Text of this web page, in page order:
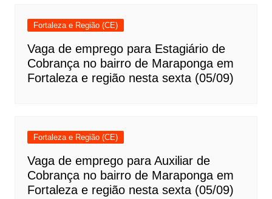
Fortaleza e Região (CE)
Vaga de emprego para Estagiário de
Cobrança no bairro de Maraponga em
Fortaleza e região nesta sexta (05/09)
Fortaleza e Região (CE)
Vaga de emprego para Auxiliar de
Cobrança no bairro de Maraponga em
Fortaleza e região nesta sexta (05/09)